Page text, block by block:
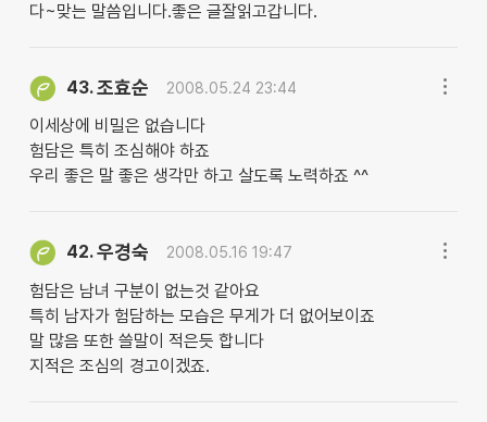
다~맞는 말씀입니다.좋은 글잘읽고갑니다.
43.조효순 2008.05.24 23:44
이세상에 비밀은 없습니다
험담은 특히 조심해야 하죠
우리 좋은 말 좋은 생각만 하고 살도록 노력하죠 ^^
42.우경숙 2008.05.16 19:47
험담은 남녀 구분이 없는것 같아요
특히 남자가 험담하는 모습은 무게가 더 없어보이죠
말 많음 또한 쓸말이 적은듯 합니다
지적은 조심의 경고이겠죠.